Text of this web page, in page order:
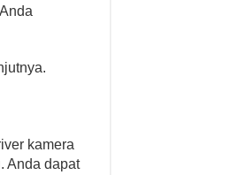
kamera
Anda dapat